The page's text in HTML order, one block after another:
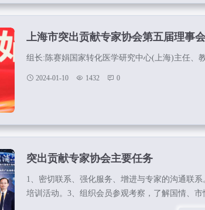
上海市突出贡献专家协会第五届理事
组长:陈赛娟国家转化医学研究中心(上海)主任、
2024-01-10 1432 0
突出贡献专家协会主要任务
1、密切联系、强化服务、增进与专家的沟通联
培训活动。3、组织会员参观考察，了解国情、